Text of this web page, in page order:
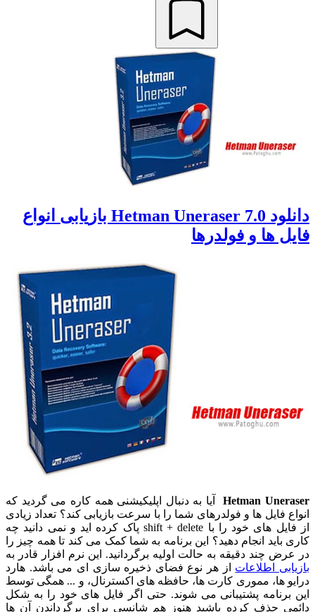
دانلود Hetman Uneraser 7.0 بازیابی انواع
فایل ها و فولدرها
Hetman Uneraserآیا به دنبال اپلیکیشنی همه کاره می گردید که
انواع فایل ها و فولدرهای شما را با سرعت بازیابی کند؟ تعداد زیادی
از فایل های خود را با shift + delete پاک کرده اید و نمی دانید چه
کاری باید انجام دهید؟ این برنامه به شما کمک می کند تا همه چیز را
در عرض چند دقیقه به حالت اولیه برگردانید. این نرم افزار قادر به
بازیابی اطلاعات از هر نوع فضای ذخیره سازی ای می باشد. هارد
درایو ها، مموری کارت ها، حافظه های اکسترنال، و ... همگی توسط
این برنامه پشتیبانی می شوند. حتی اگر فایل های خود را به شکل
دائمی حذف کرده باشید هنوز هم شانسی برای برگرداندن آن ها